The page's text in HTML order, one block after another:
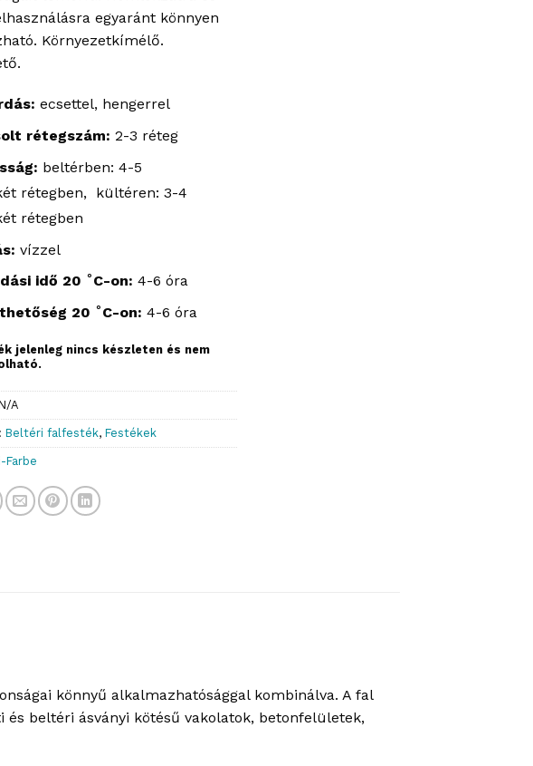
egyaránt könnyen
Környezetkímélő.
ecsettel, hengerrel
rétegszám: 2-3 réteg
beltérben: 4-5
rétegben, kültéren: 3-4
rétegben
vízzel
idő 20 ˚C-on: 4-6 óra
20 ˚C-on: 4-6 óra
jelenleg nincs készleten és nem
A
Beltéri falfesték, Festékek
Farbe
könnyű alkalmazhatósággal kombinálva. A fal
beltéri ásványi kötésű vakolatok, betonfelületek,